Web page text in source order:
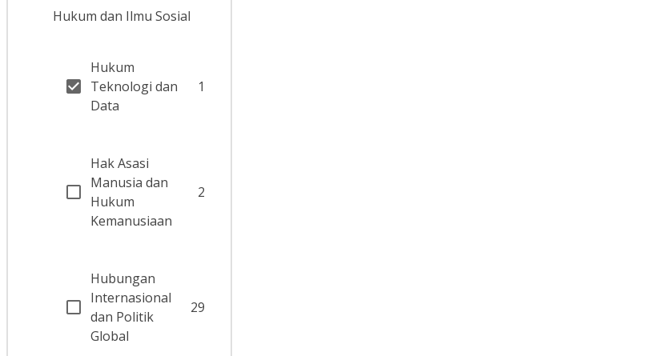
Hukum dan Ilmu Sosial
Hukum
Teknologi dan
Data
1
Hak Asasi
Manusia dan
Hukum
Kemanusiaan
2
Hubungan
Internasional
dan Politik
Global
29